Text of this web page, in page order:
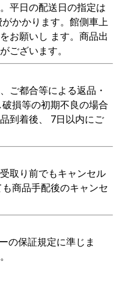
平日の配送日の指定は
かかります。館側車上
お願いし ます。商品出
ございます。
ご都合等による返品・
損等の初期不良の場合
到着後、 7日以内にご
取り前でもキャンセル
商品手配後のキャンセ
の保証規定に準じま